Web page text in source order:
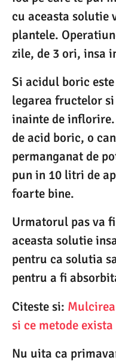
cu aceasta solutie
plantele.
zile, de 3 ori, insa
Si acidul boric
legarea fructelor
inainte de inflorire.
de acid boric, o
permanganat de
pun in 10 litri de
foarte bine.
Urmatorul pas va
aceasta solutie
pentru ca solutia
pentru a fi
Citeste si:
si ce metode exista
Nu uita ca